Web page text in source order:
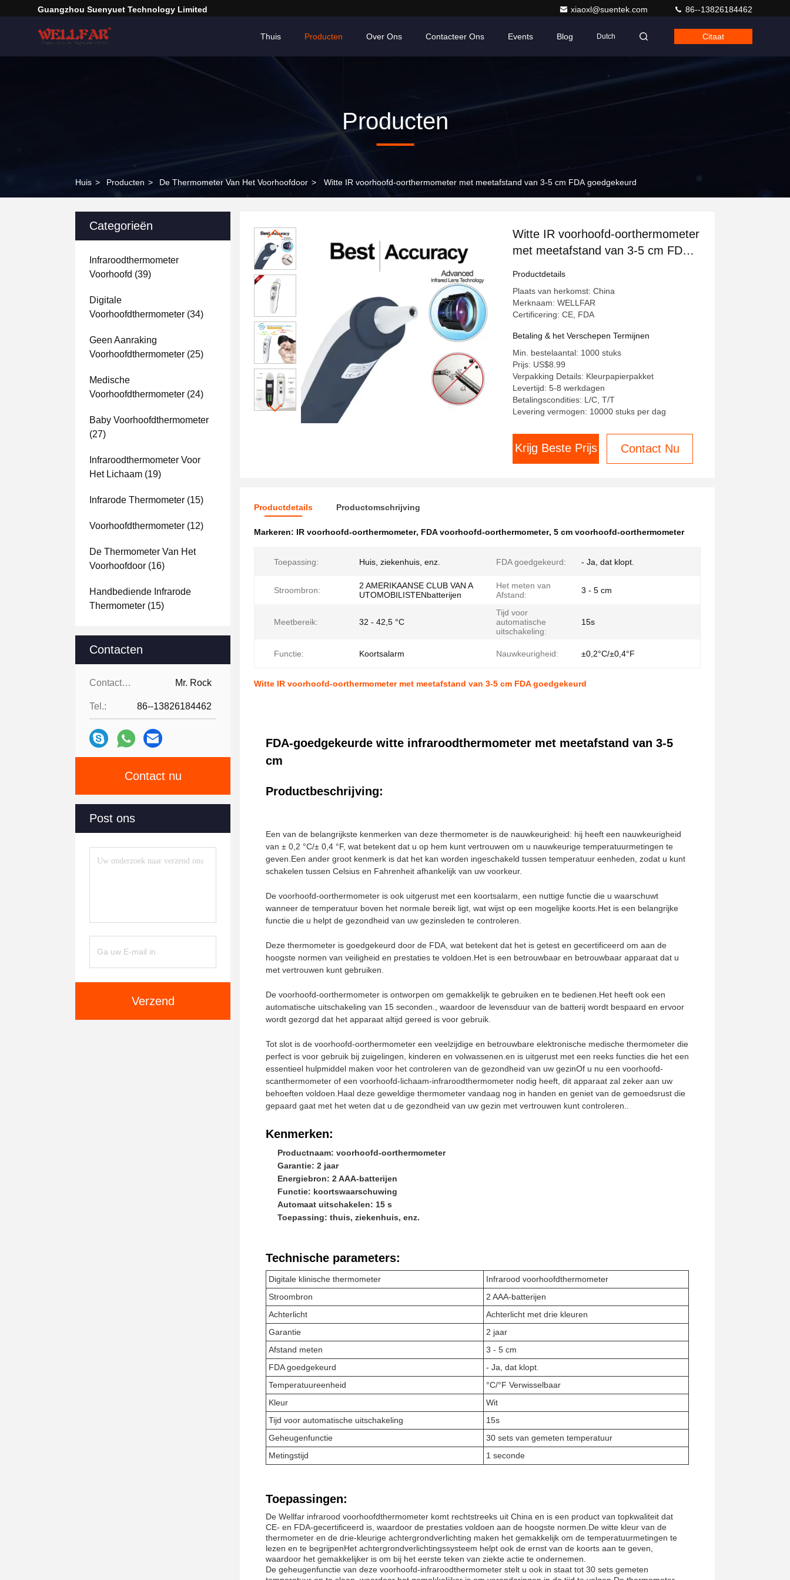
Guangzhou Suenyuet Technology Limited xiaoxl@suentek.com 86--13826184462
Thuis Producten Over Ons Contacteer Ons Events Blog Dutch Citaat
Producten
Huis > Producten > De Thermometer Van Het Voorhoofdoor > Witte IR voorhoofd-oorthermometer met meetafstand van 3-5 cm FDA goedgekeurd
Categorieën
Infraroodthermometer
Voorhoofd (39)
Digitale
Voorhoofdthermometer (34)
Geen Aanraking
Voorhoofdthermometer (25)
Medische
Voorhoofdthermometer (24)
Baby Voorhoofdthermometer
(27)
Infraroodthermometer Voor
Het Lichaam (19)
Infrarode Thermometer (15)
Voorhoofdthermometer (12)
De Thermometer Van Het
Voorhoofdoor (16)
Handbediende Infrarode
Thermometer (15)
Contacten
Contacten: Mr. Rock
Tel.: 86--13826184462
Contact nu
Post ons
Verzend
Witte IR voorhoofd-oorthermometer
met meetafstand van 3-5 cm FDA
Productdetails
Plaats van herkomst: China
Merknaam: WELLFAR
Certificering: CE, FDA
Betaling & het Verschepen Termijnen
Min. bestelaantal: 1000 stuks
Prijs: US$8.99
Verpakking Details: Kleurpapierpakket
Levertijd: 5-8 werkdagen
Betalingscondities: L/C, T/T
Levering vermogen: 10000 stuks per dag
Krijg Beste Prijs Contact Nu
Productdetails Productomschrijving
Markeren: IR voorhoofd-oorthermometer, FDA voorhoofd-oorthermometer, 5 cm voorhoofd-oorthermometer
Toepassing: Huis, ziekenhuis, enz. FDA goedgekeurd: - Ja, dat klopt.
Stroombron:
2 AMERIKAANSE CLUB VAN A
UTOMOBILISTENbatterijen
Het meten van
Afstand:
3 - 5 cm
Meetbereik: 32 - 42,5 °C
Tijd voor
automatische
uitschakeling:
15s
Functie: Koortsalarm Nauwkeurigheid: ±0,2°C/±0,4°F
Witte IR voorhoofd-oorthermometer met meetafstand van 3-5 cm FDA goedgekeurd
FDA-goedgekeurde witte infraroodthermometer met meetafstand van 3-5
cm
Productbeschrijving:
Een van de belangrijkste kenmerken van deze thermometer is de nauwkeurigheid: hij heeft een nauwkeurigheid
van ± 0,2 °C/± 0,4 °F, wat betekent dat u op hem kunt vertrouwen om u nauwkeurige temperatuurmetingen te
geven.Een ander groot kenmerk is dat het kan worden ingeschakeld tussen temperatuur eenheden, zodat u kunt
schakelen tussen Celsius en Fahrenheit afhankelijk van uw voorkeur.
De voorhoofd-oorthermometer is ook uitgerust met een koortsalarm, een nuttige functie die u waarschuwt
wanneer de temperatuur boven het normale bereik ligt, wat wijst op een mogelijke koorts.Het is een belangrijke
functie die u helpt de gezondheid van uw gezinsleden te controleren.
Deze thermometer is goedgekeurd door de FDA, wat betekent dat het is getest en gecertificeerd om aan de
hoogste normen van veiligheid en prestaties te voldoen.Het is een betrouwbaar en betrouwbaar apparaat dat u
met vertrouwen kunt gebruiken.
De voorhoofd-oorthermometer is ontworpen om gemakkelijk te gebruiken en te bedienen.Het heeft ook een
automatische uitschakeling van 15 seconden., waardoor de levensduur van de batterij wordt bespaard en ervoor
wordt gezorgd dat het apparaat altijd gereed is voor gebruik.
Tot slot is de voorhoofd-oorthermometer een veelzijdige en betrouwbare elektronische medische thermometer die
perfect is voor gebruik bij zuigelingen, kinderen en volwassenen.en is uitgerust met een reeks functies die het een
essentieel hulpmiddel maken voor het controleren van de gezondheid van uw gezinOf u nu een voorhoofd-
scanthermometer of een voorhoofd-lichaam-infraroodthermometer nodig heeft, dit apparaat zal zeker aan uw
behoeften voldoen.Haal deze geweldige thermometer vandaag nog in handen en geniet van de gemoedsrust die
gepaard gaat met het weten dat u de gezondheid van uw gezin met vertrouwen kunt controleren..
Kenmerken:
Productnaam: voorhoofd-oorthermometer
Garantie: 2 jaar
Energiebron: 2 AAA-batterijen
Functie: koortswaarschuwing
Automaat uitschakelen: 15 s
Toepassing: thuis, ziekenhuis, enz.
Technische parameters:
Digitale klinische thermometer
Infrarood voorhoofdthermometer
Stroombron
2 AAA-batterijen
Achterlicht
Achterlicht met drie kleuren
Garantie
2 jaar
Afstand meten
3 - 5 cm
FDA goedgekeurd
- Ja, dat klopt.
Temperatuureenheid
°C/°F Verwisselbaar
Kleur
Wit
Tijd voor automatische uitschakeling
15s
Geheugenfunctie
30 sets van gemeten temperatuur
Metingstijd
1 seconde
Toepassingen:
De Wellfar infrarood voorhoofdthermometer komt rechtstreeks uit China en is een product van topkwaliteit dat
CE- en FDA-gecertificeerd is, waardoor de prestaties voldoen aan de hoogste normen.De witte kleur van de
thermometer en de drie-kleurige achtergrondverlichting maken het gemakkelijk om de temperatuurmetingen te
lezen en te begrijpenHet achtergrondverlichtingssysteem helpt ook de ernst van de koorts aan te geven,
waardoor het gemakkelijker is om bij het eerste teken van ziekte actie te ondernemen.
De geheugenfunctie van deze voorhoofd-infraroodthermometer stelt u ook in staat tot 30 sets gemeten